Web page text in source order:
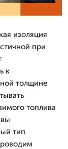
изоляция
при
к
толщине
топлива
тип